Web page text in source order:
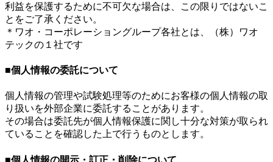
利益を保護するために不可欠な場合は、この限りではないこ
とをご了承ください。
＊ワオ・コーポレーショングループ各社とは、（株）ワオ
テックの１社です
■個人情報の委託について
個人情報の管理や試験処理等のためにお客様の個人情報の取
り扱いを外部企業に委託することがあります。
その場合は委託先が個人情報保護に関し十分な対策が取られ
ていることを確認した上で行うものとします。
■個人情報の開示・訂正・削除について